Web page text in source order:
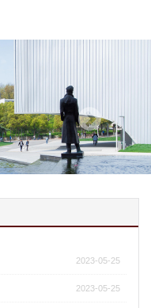
2023-05-25
2023-05-25